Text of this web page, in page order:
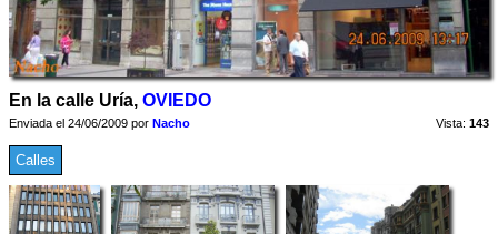
En la calle Uría, OVIEDO
Enviada el 24/06/2009 por Nacho Vista: 143
Calles